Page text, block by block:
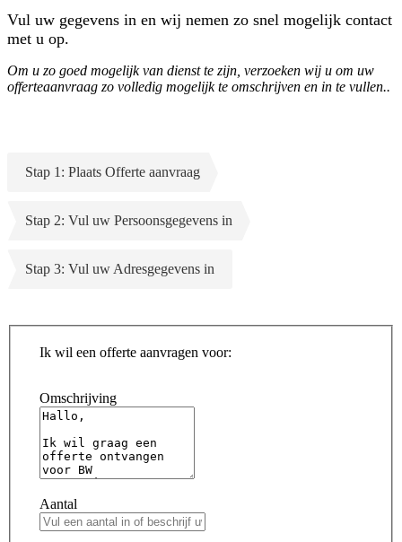
Vul uw gegevens in en wij nemen zo snel mogelijk contact
met u op.
Om u zo goed mogelijk van dienst te zijn, verzoeken wij u om uw
offerteaanvraag zo volledig mogelijk te omschrijven en in te vullen..
Stap 1: Plaats Offerte aanvraag
Stap 2: Vul uw Persoonsgegevens in
Stap 3: Vul uw Adresgegevens in
Ik wil een offerte aanvragen voor:
Omschrijving
Aantal